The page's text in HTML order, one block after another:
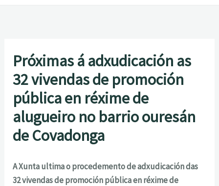
Próximas á adxudicación as
32 vivendas de promoción
pública en réxime de
alugueiro no barrio ouresán
de Covadonga
A Xunta ultima o procedemento de adxudicación das
32 vivendas de promoción pública en réxime de